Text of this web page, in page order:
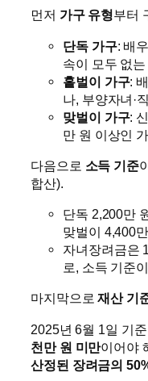
먼저 가구 유형부터
단독 가구: 배
속이 모두 없
홑벌이 가구:
나, 부양자녀·
맞벌이 가구:
만 원 이상인
다음으로 소득 기준
합산).
단독 2,200만
맞벌이 4,400
자녀장려금은
로, 소득 기준
마지막으로재산 기
2025년 6월 1일 기준
천만 원 미만이어야
산정된 장려금의